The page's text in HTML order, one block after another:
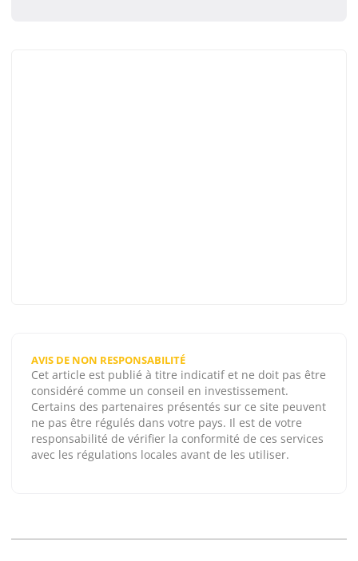
AVIS DE NON RESPONSABILITÉ
Cet article est publié à titre indicatif et ne doit pas être
considéré comme un conseil en investissement.
Certains des partenaires présentés sur ce site peuvent
ne pas être régulés dans votre pays. Il est de votre
responsabilité de vérifier la conformité de ces services
avec les régulations locales avant de les utiliser.